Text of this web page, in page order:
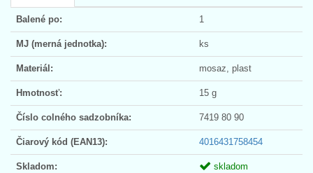
Balené po: 1
MJ (merná jednotka): ks
Materiál: mosaz, plast
Hmotnosť: 15 g
Číslo colného sadzobníka: 7419 80 90
Čiarový kód (EAN13): 4016431758454
Skladom: skladom